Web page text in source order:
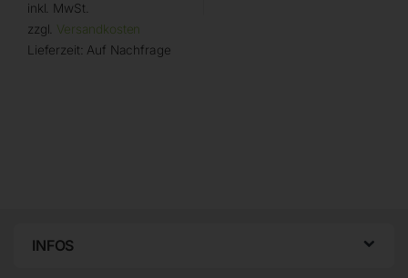
inkl. MwSt.
zzgl. Versandkosten
Lieferzeit: Auf Nachfrage
INFOS